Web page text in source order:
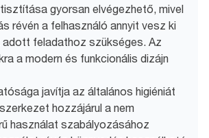
gyorsan elvégezhető, mivel
révén a felhasználó annyit vesz ki
adott feladathoz szükséges. Az
a modern és funkcionális dizájn
javítja az általános higiéniát
hozzájárul a nem
használat szabályozásához